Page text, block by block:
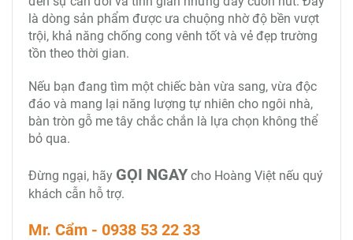
là dòng sản phẩm được ưa chuộng nhờ độ bền vượt
trội, khả năng chống cong vênh tốt và vẻ đẹp trường
tồn theo thời gian.
Nếu bạn đang tìm một chiếc bàn vừa sang, vừa độc
đáo và mang lại năng lượng tự nhiên cho ngôi nhà,
bàn tròn gỗ me tây chắc chắn là lựa chọn không thể
bỏ qua.
Đừng ngại, hãy GỌI NGAY cho Hoàng Việt nếu quý
khách cẫn hỗ trợ.
Mr. Cẩm - 0938 53 22 33